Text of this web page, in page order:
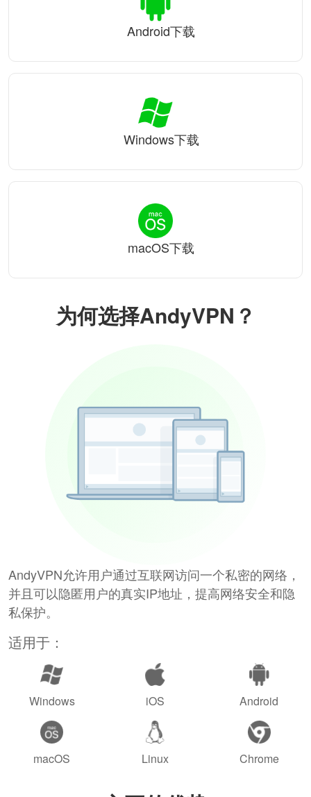
为何选择AndyVPN？
AndyVPN允许用户通过互联网访问一个私密的网络，
并且可以隐匿用户的真实IP地址，提高网络安全和隐
私保护。
适用于：
Windows iOS Android
macOS Linux Chrome
Android下载
Windows下载
macOS下载